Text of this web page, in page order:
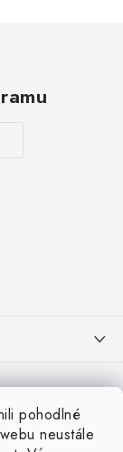
pohodlné
neustále